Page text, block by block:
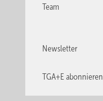
Team
Newsletter
TGA+E abonnieren